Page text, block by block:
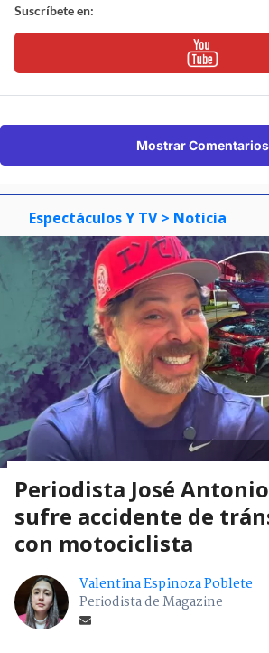
Suscríbete en:
Mostrar Comentarios
Espectáculos Y TV > Noticia
Periodista José
sufre accidente de
con motociclista
Valentina Espinoza Poblete
Periodista de Magazine